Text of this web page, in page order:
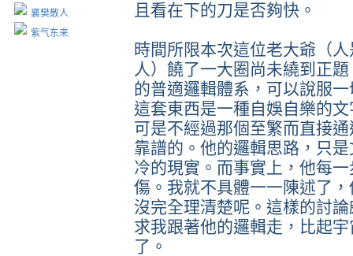
襄樊散人
紫气东来
且看在下的刀是否夠快。
時間所限本次這位老大爺（
人）饒了一大圈尚未繞到正
的普適邏輯體系，可以說服
這套東西是一種自娛自樂的
可是不經過那個至繁而直接
靠譜的。他的邏輯思路，只
冷的現實。而事實上，他每
傷。我就不具體一一陳述了
沒完全理清楚呢。這樣的討
求我跟著他的邏輯走，比起
了。